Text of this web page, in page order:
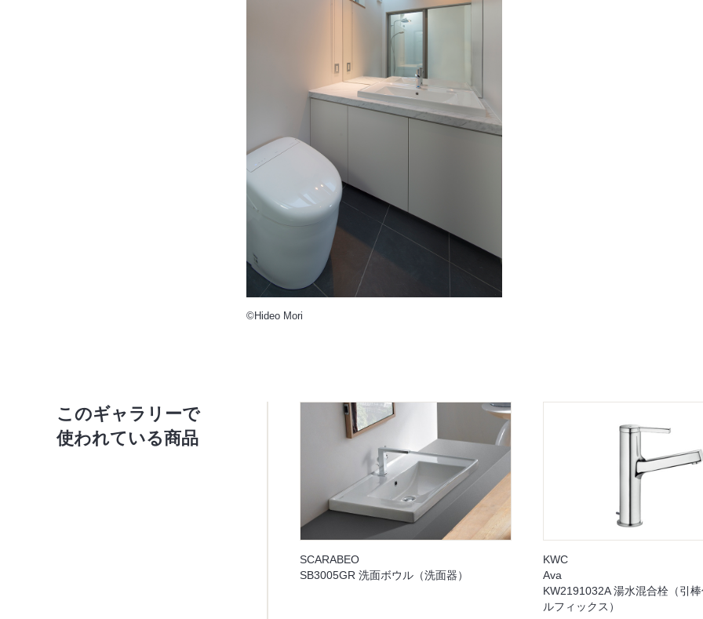
©Hideo Mori
このギャラリーで
使われている商品
SCARABEO
SB3005GR 洗面ボウル（洗面器）
KWC
Ava
KW2191032A 湯水混合栓（引
ルフィックス）